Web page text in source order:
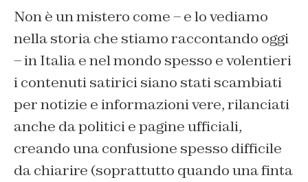
Non è un mistero come – e lo vediamo
nella storia che stiamo raccontando oggi
– in Italia e nel mondo spesso e volentieri
i contenuti satirici siano stati scambiati
per notizie e informazioni vere, rilanciati
anche da politici e pagine ufficiali,
creando una confusione spesso difficile
da chiarire (soprattutto quando una finta